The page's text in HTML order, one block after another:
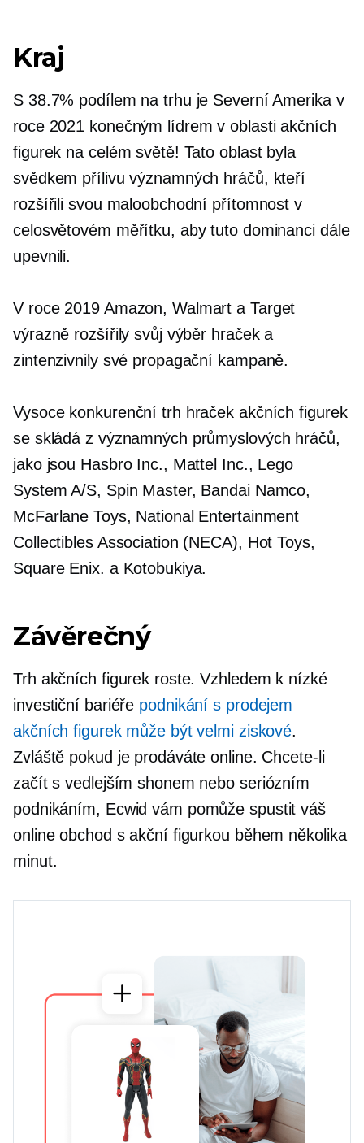
Kraj
S 38.7% podílem na trhu je Severní Amerika v
roce 2021 konečným lídrem v oblasti akčních
figurek na celém světě! Tato oblast byla
svědkem přílivu významných hráčů, kteří
rozšířili svou maloobchodní přítomnost v
celosvětovém měřítku, aby tuto dominanci dále
upevnili.
V roce 2019 Amazon, Walmart a Target
výrazně rozšířily svůj výběr hraček a
zintenzivnily své propagační kampaně.
Vysoce konkurenční trh hraček akčních figurek
se skládá z významných průmyslových hráčů,
jako jsou Hasbro Inc., Mattel Inc., Lego
System A/S, Spin Master, Bandai Namco,
McFarlane Toys, National Entertainment
Collectibles Association (NECA), Hot Toys,
Square Enix. a Kotobukiya.
Závěrečný
Trh akčních figurek roste. Vzhledem k nízké
investiční bariéře podnikání s prodejem
akčních figurek může být velmi ziskové.
Zvláště pokud je prodáváte online. Chcete-li
začít s vedlejším shonem nebo seriózním
podnikáním, Ecwid vám pomůže spustit váš
online obchod s akční figurkou během několika
minut.